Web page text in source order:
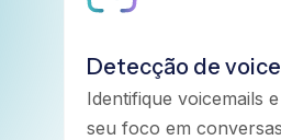
Detecção de
Identifique voicemails
seu foco em